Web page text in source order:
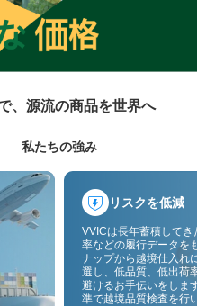
、源流の商品を世界へ
私たちの強み
リスクを低減
VVICは長年蓄積して
率などの履行データを
ナップから越境仕入れ
選し、低品質、低出荷
避けるお手伝いをしま
準で越境品質検査を行